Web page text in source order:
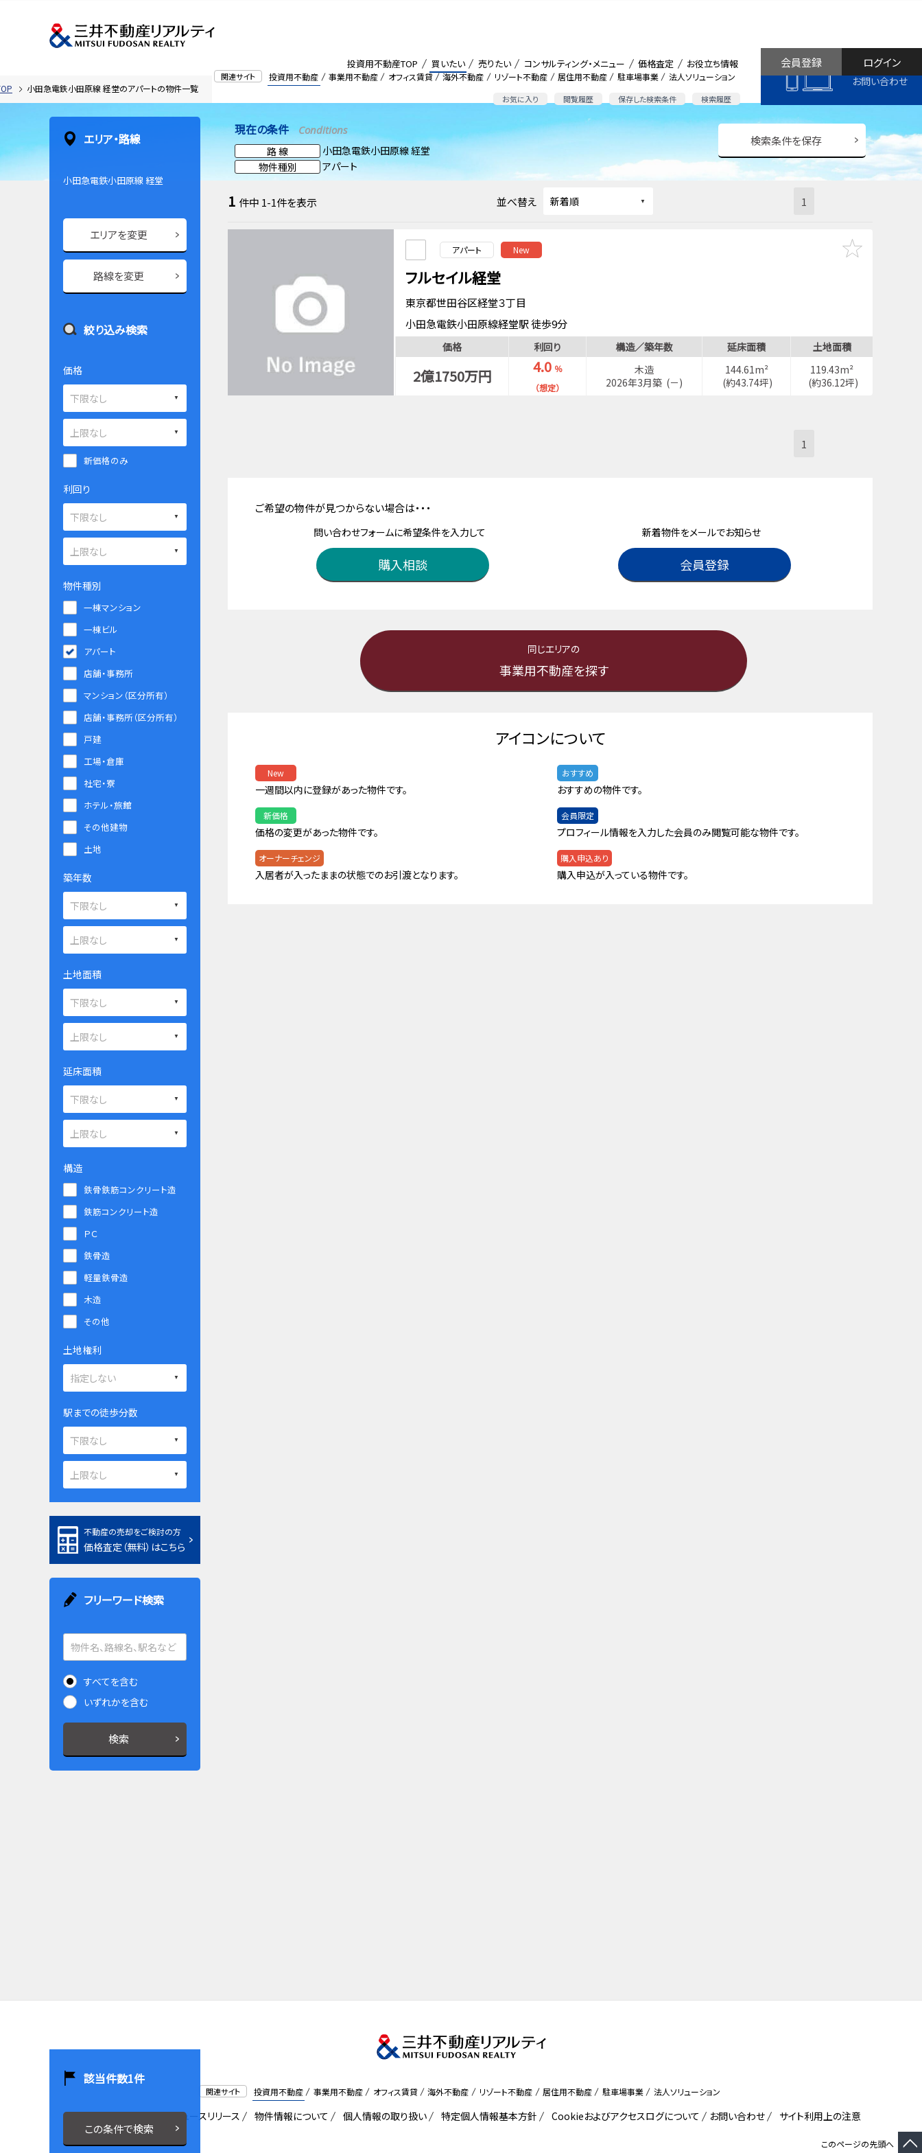
関連サイト 投資用不動産 事業用不動産 オフィス賃貸 海外不動産 リゾート不動産 居住用不動産 駐車場事業 法人ソリューション
お気に入り 閲覧履歴 保存した検索条件 検索履歴
投資用不動産TOP 買いたい 売りたい コンサルティング・メニュー 価格査定 お役立ち情報
お問い合わせ
ログイン
会員登録
小田急電鉄小田原線 経堂のアパートの物件一覧
現在の条件 Conditions
路 線
小田急電鉄小田原線 経堂
物件種別
アパート
検索条件を保存
1 件中 1-1件を表示 並べ替え 1
アパート New
フルセイル経堂
東京都世田谷区経堂３丁目
小田急電鉄小田原線経堂駅 徒歩9分
価格 利回り 構造／築年数 延床面積 土地面積
2億1750万円 4.0 ％
（想定）
木造
2026年3月築 (－)
144.61m²
(約43.74坪)
119.43m²
(約36.12坪)
1
ご希望の物件が見つからない場合は・・・
問い合わせフォームに希望条件を入力して
購入相談
新着物件をメールでお知らせ
会員登録
同じエリアの
事業用不動産を探す
アイコンについて
New
一週間以内に登録があった物件です。
おすすめ
おすすめの物件です。
新価格
価格の変更があった物件です。
会員限定
プロフィール情報を入力した会員のみ閲覧可能な物件です。
オーナーチェンジ
入居者が入ったままの状態でのお引渡となります。
購入申込あり
購入申込が入っている物件です。
エリア・路線
小田急電鉄小田原線 経堂
エリアを変更
路線を変更
絞り込み検索
価格
新価格のみ
利回り
物件種別
一棟マンション
一棟ビル
アパート
店舗・事務所
マンション（区分所有）
店舗・事務所（区分所有）
戸建
工場・倉庫
社宅・寮
ホテル・旅館
その他建物
土地
築年数
土地面積
延床面積
構造
鉄骨鉄筋コンクリート造
鉄筋コンクリート造
ＰＣ
鉄骨造
軽量鉄骨造
木造
その他
土地権利
駅までの徒歩分数
該当件数1件
この条件で検索
不動産の売却をご検討の方
価格査定（無料）はこちら
フリーワード検索
すべてを含む
いずれかを含む
検索
このページの先頭へ
関連サイト 投資用不動産 事業用不動産 オフィス賃貸 海外不動産 リゾート不動産 居住用不動産 駐車場事業 法人ソリューション
会社概要 採用情報 ニュースリリース 物件情報について 個人情報の取り扱い 特定個人情報基本方針 Cookieおよびアクセスログについて お問い合わせ サイト利用上の注意